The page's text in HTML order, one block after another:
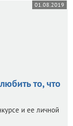
01.08.2019
то, что
и ее личной